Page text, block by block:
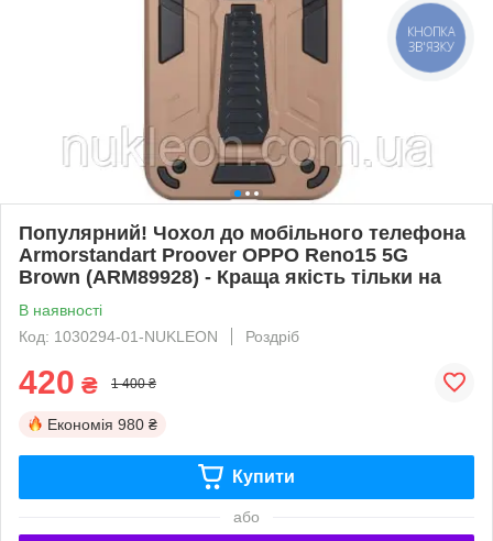
Популярний! Чохол до мобільного телефона
Armorstandart Proover OPPO Reno15 5G
Brown (ARM89928) - Краща якість тільки на
В наявності
Код: 1030294-01-NUKLEON
Роздріб
420 ₴ 1 400 ₴
Економія 980 ₴
Купити
або
КНОПКА
ЗВ'ЯЗКУ